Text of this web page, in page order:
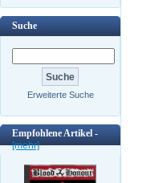
Suche
Erweiterte Suche
Empfohlene Artikel -
[mehr]